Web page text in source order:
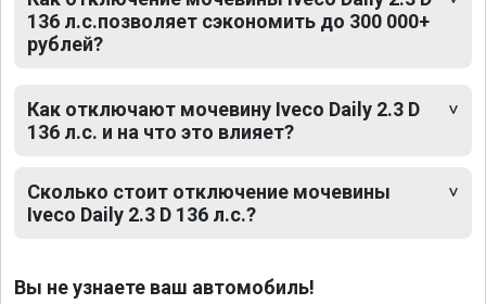
136 л.с.позволяет сэкономить до 300 000+
рублей?
Как отключают мочевину Iveco Daily 2.3 D
136 л.с. и на что это влияет?
Сколько стоит отключение мочевины
Iveco Daily 2.3 D 136 л.с.?
Вы не узнаете ваш автомобиль!